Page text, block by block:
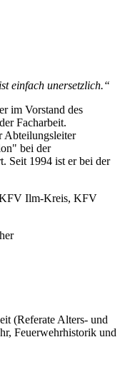
einfach unersetzlich.“
im Vorstand des
Facharbeit.
Abteilungsleiter
bei der
Seit 1994 ist er bei der
Ilm-Kreis, KFV
(Referate Alters- und
Feuerwehrhistorik und